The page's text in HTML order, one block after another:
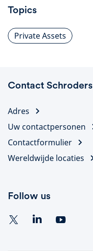
Topics
Private Assets
Contact Schroders
Adres
Uw contactpersonen
Contactformulier
Wereldwijde locaties
Follow us